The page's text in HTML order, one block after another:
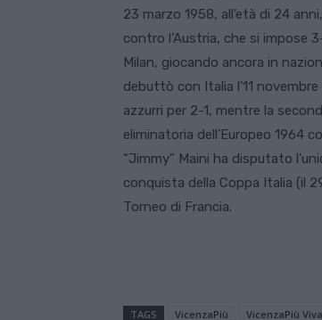
23 marzo 1958, all’età di 24
contro l’Austria, che si impose
Milan, giocando ancora in
debuttò con Italia l’11 novembre
azzurri per 2-1, mentre la
eliminatoria dell’Europeo 1964
“Jimmy” Maini ha disputato
conquista della Coppa Italia (il
Torneo di Francia.
TAGS VicenzaPiù VicenzaPiù Viva